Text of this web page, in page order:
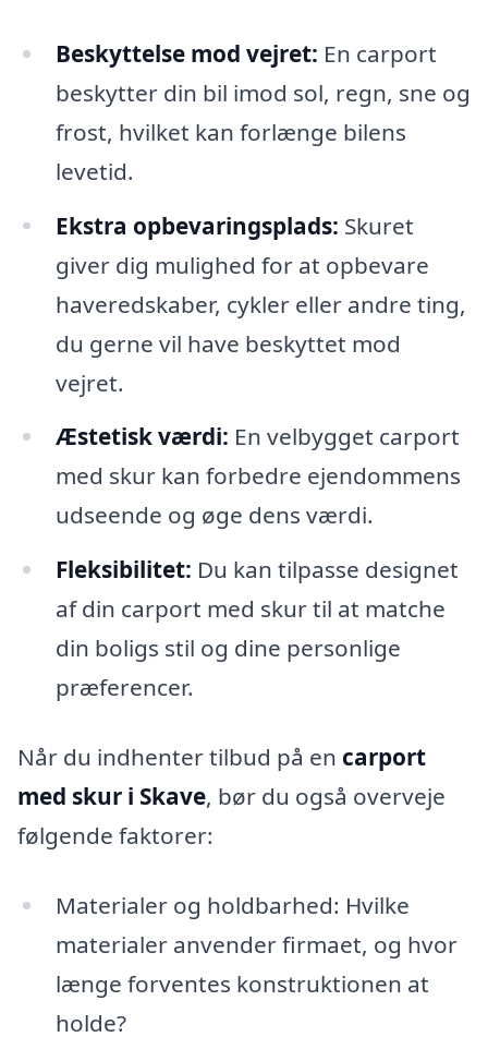
Beskyttelse mod vejret: En carport
beskytter din bil imod sol, regn, sne og
frost, hvilket kan forlænge bilens
levetid.
Ekstra opbevaringsplads: Skuret
giver dig mulighed for at opbevare
haveredskaber, cykler eller andre ting,
du gerne vil have beskyttet mod
vejret.
Æstetisk værdi: En velbygget carport
med skur kan forbedre ejendommens
udseende og øge dens værdi.
Fleksibilitet: Du kan tilpasse designet
af din carport med skur til at matche
din boligs stil og dine personlige
præferencer.
Når du indhenter tilbud på en carport
med skur i Skave, bør du også overveje
følgende faktorer:
Materialer og holdbarhed: Hvilke
materialer anvender firmaet, og hvor
længe forventes konstruktionen at
holde?